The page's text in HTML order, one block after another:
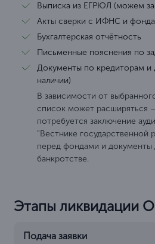
Выписка из ЕГРЮЛ (можем
Акты сверки с ИФНС и
Бухгалтерская отчётность
Письменные пояснения по
Документы по кредиторам и
наличии)
В зависимости от
список может расширяться
потребуется заключение
"Вестнике государственной
перед фондами и документы
банкротстве.
Этапы ликвидации
Подача заявки